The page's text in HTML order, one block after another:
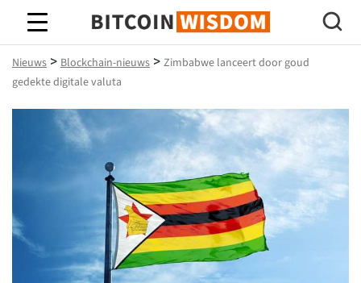
Bitcoin-wijsheid
Nieuws > Blockchain-nieuws > Zimbabwe lanceert door goud
gedekte digitale valuta